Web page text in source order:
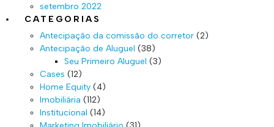
setembro 2022
CATEGORIAS
Antecipação da comissão do corretor (2)
Antecipação de Aluguel (38)
Seu Primeiro Aluguel (3)
Cases (12)
Home Equity (4)
Imobiliária (112)
Institucional (14)